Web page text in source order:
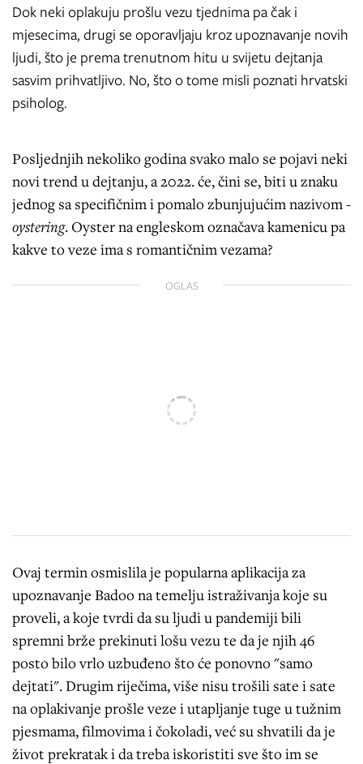
Dok neki oplakuju prošlu vezu tjednima pa čak i
mjesecima, drugi se oporavljaju kroz upoznavanje novih
ljudi, što je prema trenutnom hitu u svijetu dejtanja
sasvim prihvatljivo. No, što o tome misli poznati hrvatski
psiholog.
Posljednjih nekoliko godina svako malo se pojavi neki
novi trend u dejtanju, a 2022. će, čini se, biti u znaku
jednog sa specifičnim i pomalo zbunjujućim nazivom -
oystering. Oyster na engleskom označava kamenicu pa
kakve to veze ima s romantičnim vezama?
OGLAS
Ovaj termin osmislila je popularna aplikacija za
upoznavanje Badoo na temelju istraživanja koje su
proveli, a koje tvrdi da su ljudi u pandemiji bili
spremni brže prekinuti lošu vezu te da je njih 46
posto bilo vrlo uzbuđeno što će ponovno "samo
dejtati". Drugim riječima, više nisu trošili sate i sate
na oplakivanje prošle veze i utapljanje tuge u tužnim
pjesmama, filmovima i čokoladi, već su shvatili da je
život prekratak i da treba iskoristiti sve što im se